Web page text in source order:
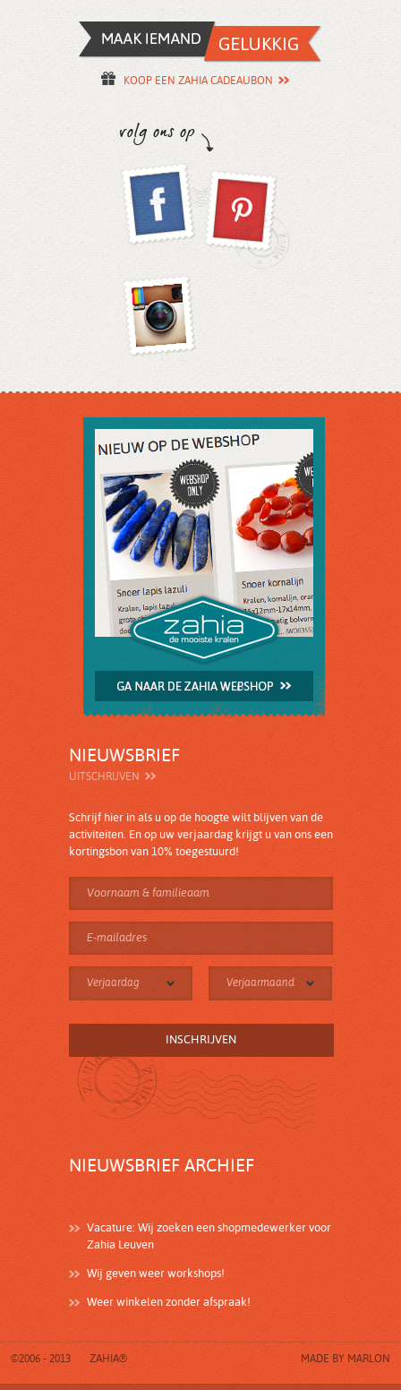
KOOP EEN ZAHIA CADEAUBON
NIEUWSBRIEF
UITSCHRIJVEN
Schrijf hier in als u op de hoogte wilt blijven van de
activiteiten. En op uw verjaardag krijgt u van ons een
kortingsbon van 10% toegestuurd!
Verjaardag Verjaarmaand
NIEUWSBRIEF ARCHIEF
Vacature: Wij zoeken een shopmedewerker voor
Zahia Leuven
Wij geven weer workshops!
Weer winkelen zonder afspraak!
©2006 - 2013 ZAHIA® MADE BY MARLON